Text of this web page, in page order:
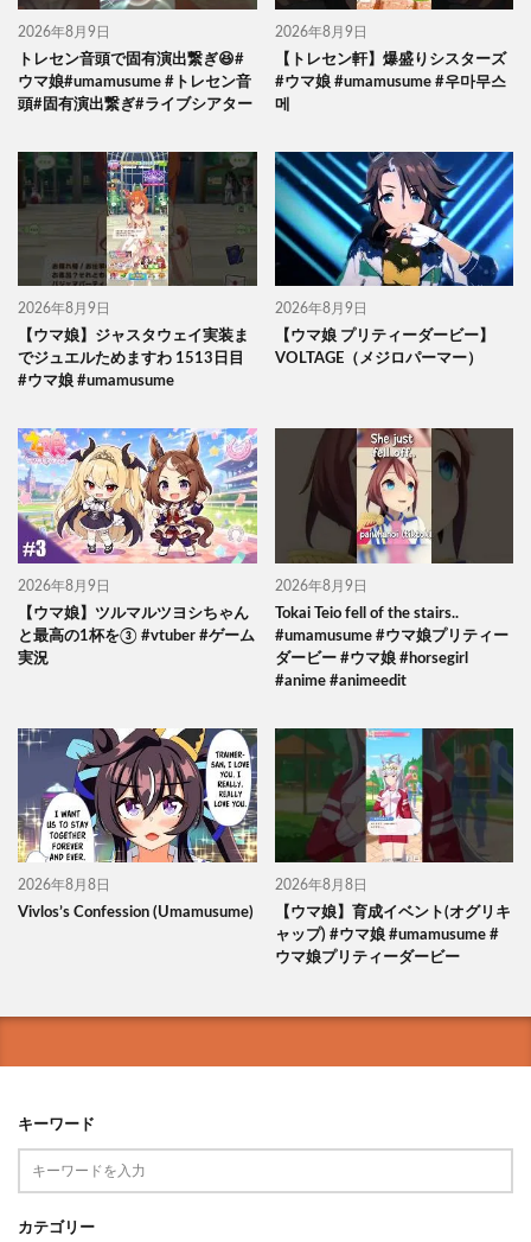
2026年8月9日
トレセン音頭で固有演出繋ぎ😆#
ウマ娘#umamusume #トレセン音
頭#固有演出繋ぎ#ライブシアター
2026年8月9日
【トレセン軒】爆盛りシスターズ
#ウマ娘 #umamusume #우마무스
메
2026年8月9日
【ウマ娘】ジャスタウェイ実装ま
でジュエルためますわ 1513日目
#ウマ娘 #umamusume
2026年8月9日
【ウマ娘 プリティーダービー】
VOLTAGE（メジロパーマー）
2026年8月9日
【ウマ娘】ツルマルツヨシちゃん
と最高の1杯を③ #vtuber #ゲーム
実況
2026年8月9日
Tokai Teio fell of the stairs..
#umamusume #ウマ娘プリティー
ダービー #ウマ娘 #horsegirl
#anime #animeedit
2026年8月8日
Vivlos’s Confession (Umamusume)
2026年8月8日
【ウマ娘】育成イベント(オグリキ
ャップ) #ウマ娘 #umamusume #
ウマ娘プリティーダービー
キーワード
カテゴリー